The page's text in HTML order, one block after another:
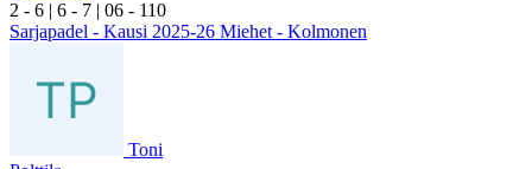
2 - 6 | 6 - 7 | 06 - 110
Sarjapadel - Kausi 2025-26 Miehet - Kolmonen
Toni